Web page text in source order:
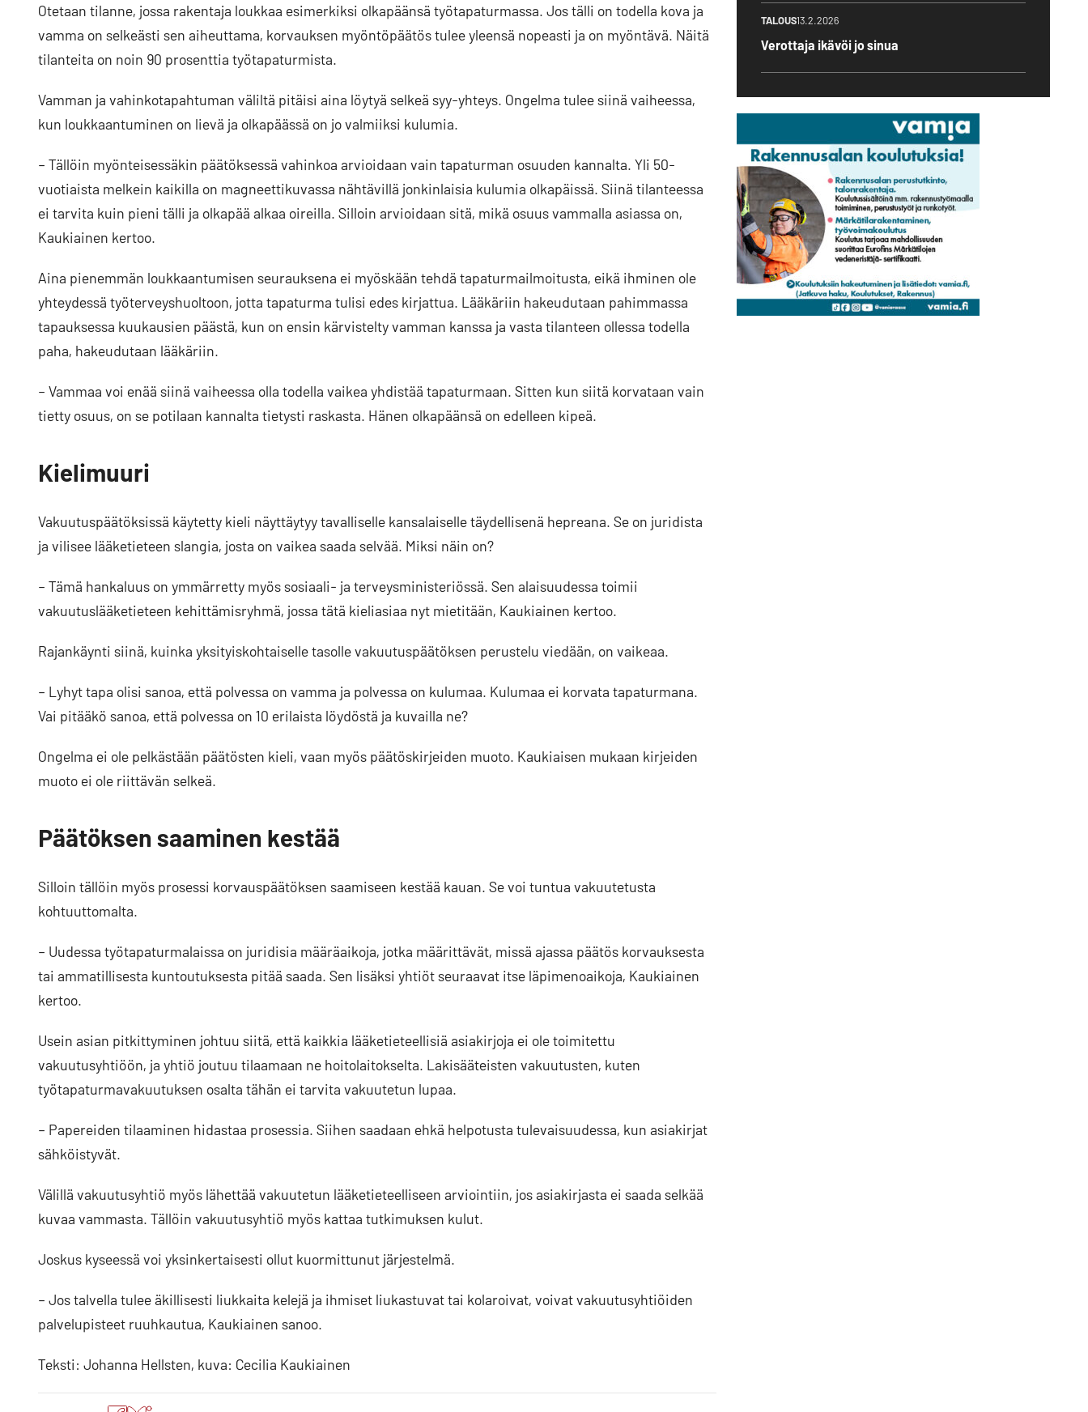
Otetaan tilanne, jossa rakentaja loukkaa esimerkiksi olkapäänsä työtapaturmassa. Jos tälli on todella kova ja
vamma on selkeästi sen aiheuttama, korvauksen myöntöpäätös tulee yleensä nopeasti ja on myöntävä. Näitä
tilanteita on noin 90 prosenttia työtapaturmista.
Vamman ja vahinkotapahtuman väliltä pitäisi aina löytyä selkeä syy-yhteys. Ongelma tulee siinä vaiheessa,
kun loukkaantuminen on lievä ja olkapäässä on jo valmiiksi kulumia.
– Tällöin myönteisessäkin päätöksessä vahinkoa arvioidaan vain tapaturman osuuden kannalta. Yli 50-
vuotiaista melkein kaikilla on magneettikuvassa nähtävillä jonkinlaisia kulumia olkapäissä. Siinä tilanteessa
ei tarvita kuin pieni tälli ja olkapää alkaa oireilla. Silloin arvioidaan sitä, mikä osuus vammalla asiassa on,
Kaukiainen kertoo.
Aina pienemmän loukkaantumisen seurauksena ei myöskään tehdä tapaturmailmoitusta, eikä ihminen ole
yhteydessä työterveyshuoltoon, jotta tapaturma tulisi edes kirjattua. Lääkäriin hakeudutaan pahimmassa
tapauksessa kuukausien päästä, kun on ensin kärvistelty vamman kanssa ja vasta tilanteen ollessa todella
paha, hakeudutaan lääkäriin.
– Vammaa voi enää siinä vaiheessa olla todella vaikea yhdistää tapaturmaan. Sitten kun siitä korvataan vain
tietty osuus, on se potilaan kannalta tietysti raskasta. Hänen olkapäänsä on edelleen kipeä.
Kielimuuri
Vakuutuspäätöksissä käytetty kieli näyttäytyy tavalliselle kansalaiselle täydellisenä hepreana. Se on juridista
ja vilisee lääketieteen slangia, josta on vaikea saada selvää. Miksi näin on?
– Tämä hankaluus on ymmärretty myös sosiaali- ja terveysministeriössä. Sen alaisuudessa toimii
vakuutuslääketieteen kehittämisryhmä, jossa tätä kieliasiaa nyt mietitään, Kaukiainen kertoo.
Rajankäynti siinä, kuinka yksityiskohtaiselle tasolle vakuutuspäätöksen perustelu viedään, on vaikeaa.
– Lyhyt tapa olisi sanoa, että polvessa on vamma ja polvessa on kulumaa. Kulumaa ei korvata tapaturmana.
Vai pitääkö sanoa, että polvessa on 10 erilaista löydöstä ja kuvailla ne?
Ongelma ei ole pelkästään päätösten kieli, vaan myös päätöskirjeiden muoto. Kaukiaisen mukaan kirjeiden
muoto ei ole riittävän selkeä.
Päätöksen saaminen kestää
Silloin tällöin myös prosessi korvauspäätöksen saamiseen kestää kauan. Se voi tuntua vakuutetusta
kohtuuttomalta.
– Uudessa työtapaturmalaissa on juridisia määräaikoja, jotka määrittävät, missä ajassa päätös korvauksesta
tai ammatillisesta kuntoutuksesta pitää saada. Sen lisäksi yhtiöt seuraavat itse läpimenoaikoja, Kaukiainen
kertoo.
Usein asian pitkittyminen johtuu siitä, että kaikkia lääketieteellisiä asiakirjoja ei ole toimitettu
vakuutusyhtiöön, ja yhtiö joutuu tilaamaan ne hoitolaitokselta. Lakisääteisten vakuutusten, kuten
työtapaturmavakuutuksen osalta tähän ei tarvita vakuutetun lupaa.
– Papereiden tilaaminen hidastaa prosessia. Siihen saadaan ehkä helpotusta tulevaisuudessa, kun asiakirjat
sähköistyvät.
Välillä vakuutusyhtiö myös lähettää vakuutetun lääketieteelliseen arviointiin, jos asiakirjasta ei saada selkää
kuvaa vammasta. Tällöin vakuutusyhtiö myös kattaa tutkimuksen kulut.
Joskus kyseessä voi yksinkertaisesti ollut kuormittunut järjestelmä.
– Jos talvella tulee äkillisesti liukkaita kelejä ja ihmiset liukastuvat tai kolaroivat, voivat vakuutusyhtiöiden
palvelupisteet ruuhkautua, Kaukiainen sanoo.
Teksti: Johanna Hellsten, kuva: Cecilia Kaukiainen
TALOUS13.2.2026
Verottaja ikävöi jo sinua